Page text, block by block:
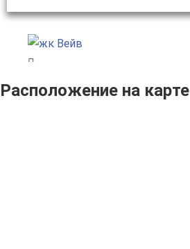
Расположение на карте